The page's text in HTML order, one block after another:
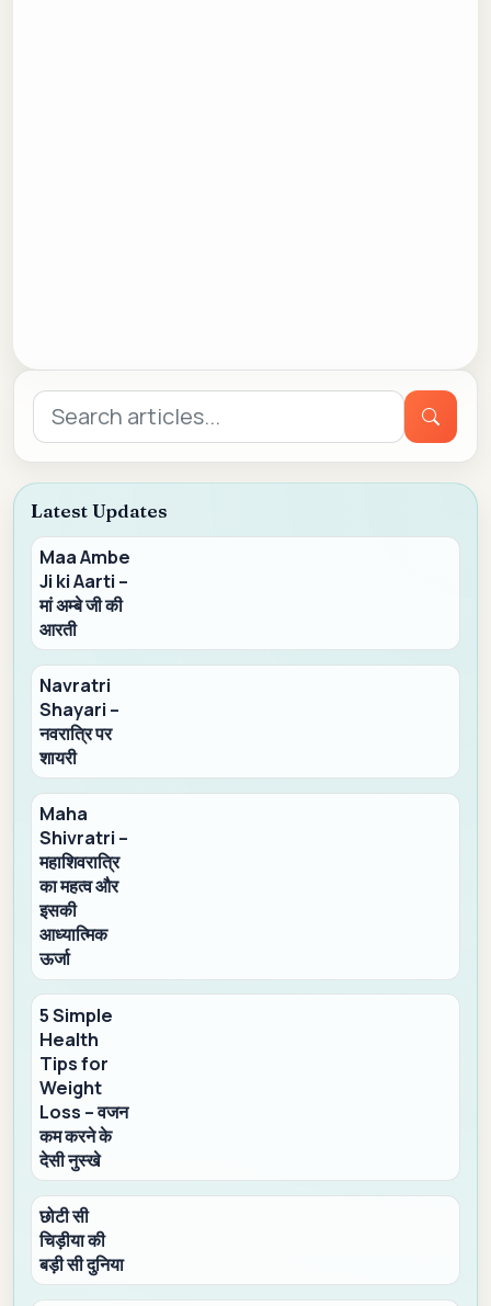
Search
for:
Latest Updates
Maa Ambe
Ji ki Aarti –
मां अम्बे जी की
आरती
Navratri
Shayari –
नवरात्रि पर
शायरी
Maha
Shivratri –
महाशिवरात्रि
का महत्व और
इसकी
आध्यात्मिक
ऊर्जा
5 Simple
Health
Tips for
Weight
Loss – वजन
कम करने के
देसी नुस्खे
छोटी सी
चिड़ीया की
बड़ी सी दुनिया